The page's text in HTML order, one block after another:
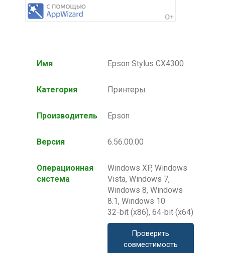
Имя Epson Stylus CX4300
Категория Принтеры
Производитель Epson
Версия 6.56.00.00
Операционная
система
Windows XP, Windows
Vista, Windows 7,
Windows 8, Windows
8.1, Windows 10
32-bit (x86), 64-bit (x64)
Проверить
совместимость